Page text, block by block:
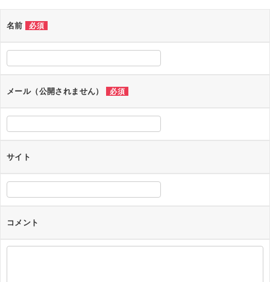
名前 必須
メール（公開されません） 必須
サイト
コメント